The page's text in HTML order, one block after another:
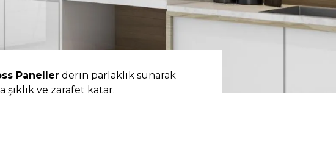
Paneller derin parlaklık sunarak
şıklık ve zarafet katar.